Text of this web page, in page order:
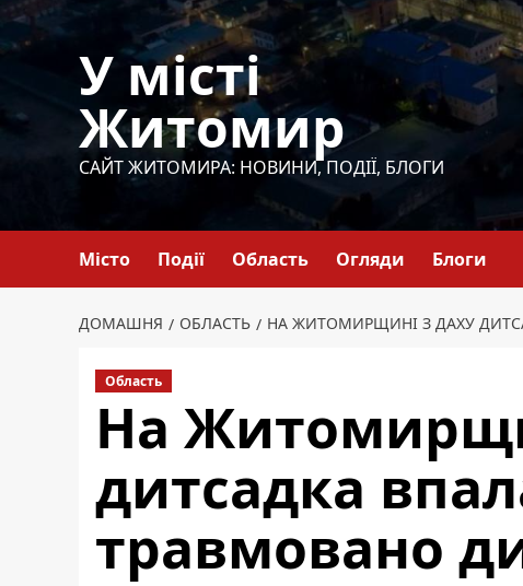
Перейти
У місті
Житомир
САЙТ ЖИТОМИРА: НОВИНИ, ПОДІЇ, БЛОГИ
Місто Події Область Огляди Блоги
ДОМАШНЯ ОБЛАСТЬ НА ЖИТОМИРЩИНІ З ДАХУ
Область
На
дитсадка
травмовано